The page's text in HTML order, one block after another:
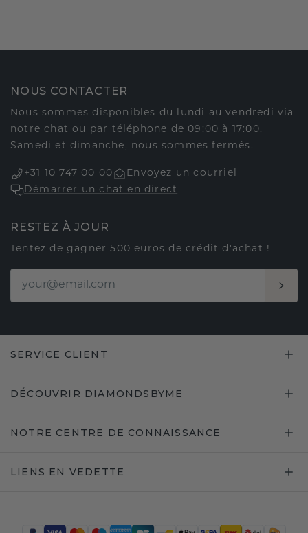
NOUS CONTACTER
Nous sommes disponibles du lundi au vendredi via
notre chat ou par téléphone de 09:00 à 17:00.
Samedi et dimanche, nous sommes fermés.
+31 10 747 00 00
Envoyez un courriel
Démarrer un chat en direct
RESTEZ À JOUR
Tentez de gagner 500 euros de crédit d'achat !
SERVICE CLIENT
DÉCOUVRIR DIAMONDSBYME
NOTRE CENTRE DE CONNAISSANCE
LIENS EN VEDETTE